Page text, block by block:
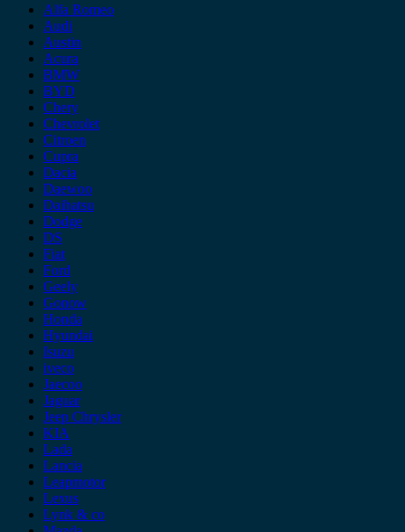
Alfa Romeo
Audi
Austin
Acura
BMW
BYD
Chery
Chevrolet
Citroen
Cupra
Dacia
Daewoo
Daihatsu
Dodge
DS
Fiat
Ford
Geely
Gonow
Honda
Hyundai
Isuzu
iveco
Jaecoo
Jaguar
Jeep Chrysler
KIA
Lada
Lancia
Leapmotor
Lexus
Lynk & co